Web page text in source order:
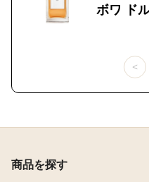
ボワ ド
<
商品を探す